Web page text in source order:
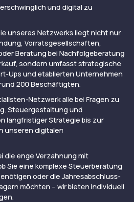
und digital zu
unseres Netzwerks liegt nicht nur
Vorratsgesellschaften,
Beratung bei Nachfolgeberatung
sondern umfasst strategische
Ups und etablierten Unternehmen
200 Beschäftigten.
Netzwerk alle bei Fragen zu
Steuergestaltung und
langfristiger Strategie bis zur
unseren digitalen
die enge Verzahnung mit
Sie eine komplexe Steuerberatung
oder die Jahresabschluss-
möchten – wir bieten individuell